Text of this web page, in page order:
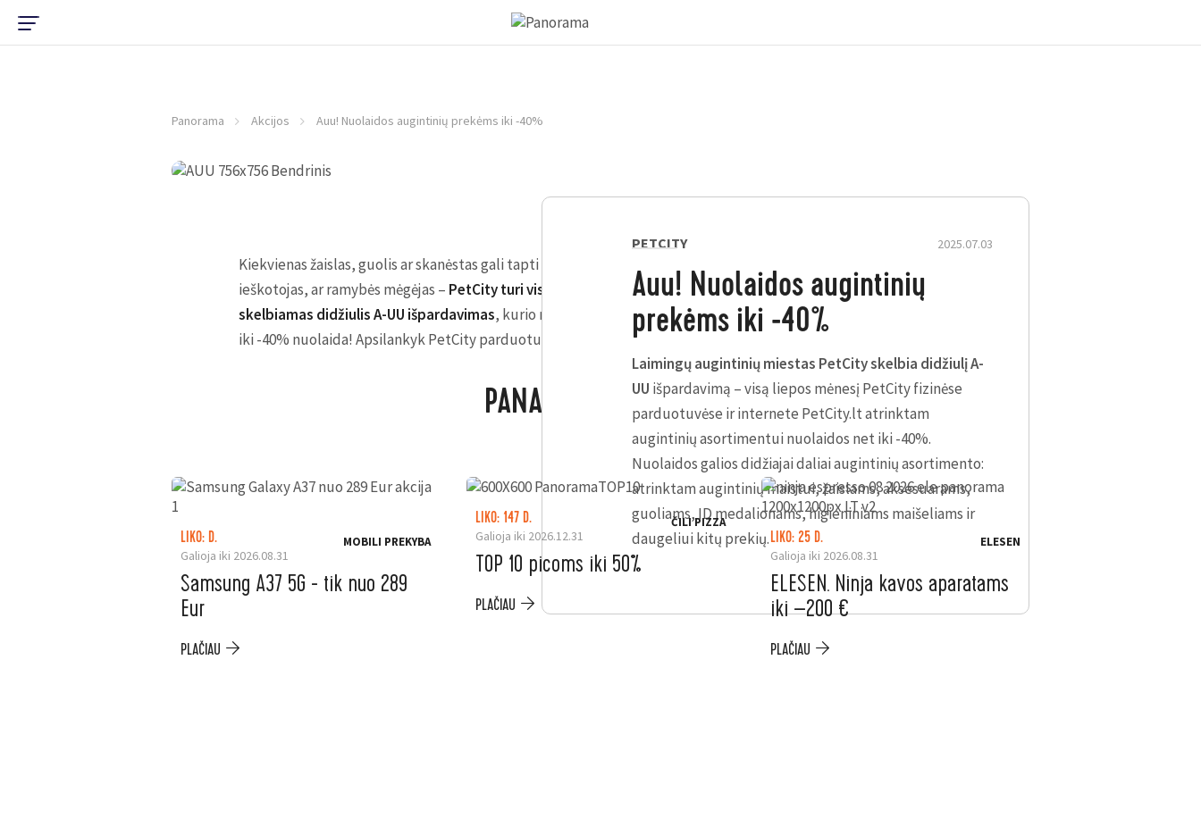
Panorama Akcijos Auu! Nuolaidos augintinių prekėms iki -40%
PETCITY 2025.07.03
Auu! Nuolaidos augintinių
prekėms iki -40%
Laimingų augintinių miestas PetCity skelbia didžiulį A-
UU išpardavimą – visą liepos mėnesį PetCity fizinėse
parduotuvėse ir internete PetCity.lt atrinktam
augintinių asortimentui nuolaidos net iki -40%.
Nuolaidos galios didžiajai daliai augintinių asortimento:
atrinktam augintinių maistui, žaislams, aksesuarams,
guoliams, ID medalionams, higieniniams maišeliams ir
daugeliui kitų prekių.
Kiekvienas žaislas, guolis ar skanėstas gali tapti mažyte švente tavo keturkojui. Nesvarbu, ar jis pašėlęs nuotykių
ieškotojas, ar ramybės mėgėjas – PetCity turi viską, ko reikia . O visą liepos mėnesį PetCity parduotuvėse
skelbiamas didžiulis A-UU išpardavimas, kurio metu didelei daliai augintinių prekių asortimento bus taikoma net
iki -40% nuolaida! Apsilankyk PetCity parduotuvėje ir sutaupyk.
PANAŠŪS PASIŪLYMAI
LIKO: D.
Galioja iki 2026.08.31
MOBILI PREKYBA
Samsung A37 5G - tik nuo 289
Eur
PLAČIAU
LIKO: 147 D.
Galioja iki 2026.12.31
ČILI PIZZA
TOP 10 picoms iki 50%
PLAČIAU
LIKO: 25 D.
Galioja iki 2026.08.31
ELESEN
ELESEN. Ninja kavos aparatams
iki –200 €
PLAČIAU